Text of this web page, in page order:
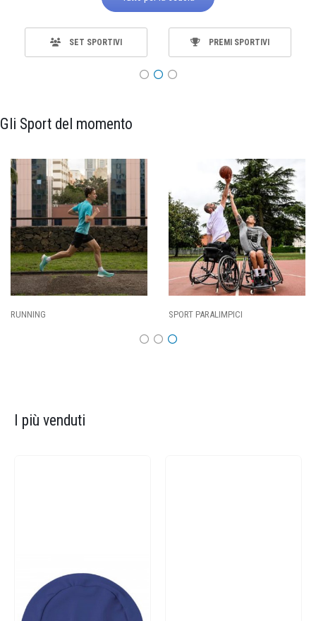
SET SPORTIVI PREMI SPORTIVI
Gli Sport del momento
SPORT PARALIMPICI CALCIO
I più venduti